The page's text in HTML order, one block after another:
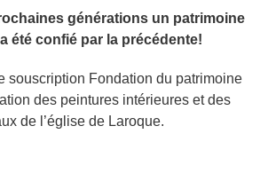
générations un patrimoine
été confié par la précédente!
souscription Fondation du patrimoine
des peintures intérieures et des
de l’église de Laroque.